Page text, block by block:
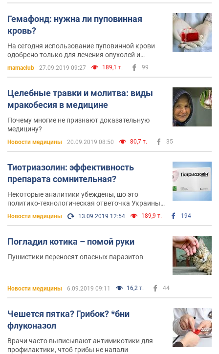
Гемафонд: нужна ли пуповинная
кровь?
На сегодня использование пуповинной крови
одобрено только для лечения опухолей и
заболеваний, касающихся системы
кроветворения
mamaclub 27.09.2019 09:27 189,1 т. 99
Целебные травки и молитва: виды
мракобесия в медицине
Почему многие не признают доказательную
медицину?
Новости медицины 20.09.2019 08:50 80,7 т. 35
Тиотриазолин: эффективность
препарата сомнительная?
Некоторые аналитики убеждены, шо это
политико-технологическая ответочка Украины
на ядерное разоружение
Новости медицины 13.09.2019 12:54 189,9 т. 194
Погладил котика – помой руки
Пушистики переносят опасных паразитов
Новости медицины 6.09.2019 09:11 16,2 т. 44
Чешется пятка? Грибок? *бни
флуконазол
Врачи часто выписывают антимикотики для
профилактики, чтоб грибы не напали